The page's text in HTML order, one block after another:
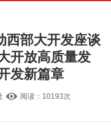
西部大开发座谈
开放高质量发
发新篇章
阅读：10193次